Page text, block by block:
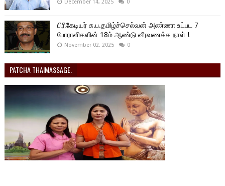
December 14, 2025 0
பிரிகேடியர் சு.ப.தமிழ்ச்செல்வன் அண்ணா உட்பட 7
போராளிகளின் 18ம் ஆண்டு வீரவணக்க நாள் !
November 02, 2025 0
PATCHA THAIMASSAGE.